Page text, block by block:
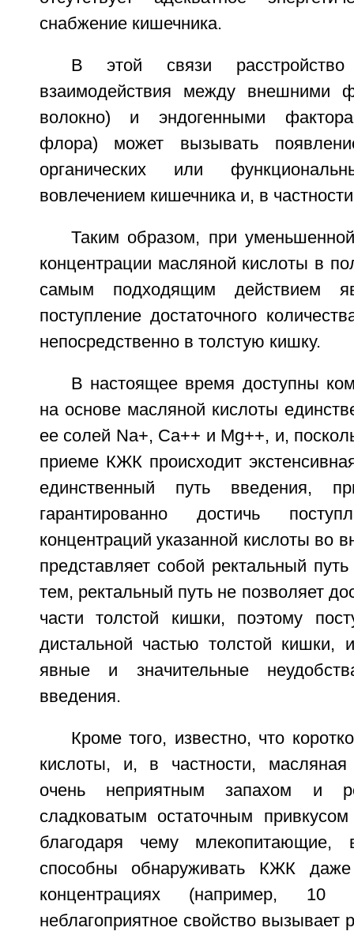
снабжение кишечника.
В этой связи расстройство
взаимодействия между внешними
волокно) и эндогенными
флора) может вызывать
органических или
вовлечением кишечника и, в
Таким образом, при
концентрации масляной кислоты в
самым подходящим действием
поступление достаточного
непосредственно в толстую кишку.
В настоящее время доступны
на основе масляной кислоты
ее солей Na+, Ca++ и Mg++, и,
приеме КЖК происходит
единственный путь введения,
гарантированно достичь
концентраций указанной кислоты во
представляет собой ректальный
тем, ректальный путь не позволяет
части толстой кишки, поэтому
дистальной частью толстой кишки,
явные и значительные
введения.
Кроме того, известно, что
кислоты, и, в частности,
очень неприятным запахом и
сладковатым остаточным
благодаря чему млекопитающие,
способны обнаруживать КЖК
концентрациях (например, 10
неблагоприятное свойство